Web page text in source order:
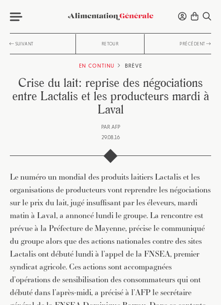
SUIVANT RETOUR PRÉCÉDENT
EN CONTINU BRÈVE
Crise du lait: reprise des négociations
entre Lactalis et les producteurs mardi à
Laval
PAR AFP
29.08.16
Le numéro un mondial des produits laitiers Lactalis et les
organisations de producteurs vont reprendre les négociations
sur le prix du lait, jugé insuffisant par les éleveurs, mardi
matin à Laval, a annoncé lundi le groupe. La rencontre est
prévue à la Préfecture de Mayenne, précise le communiqué
du groupe alors que des actions nationales contre des sites
Lactalis ont débuté lundi à l’appel de la FNSEA, premier
syndicat agricole. Ces actions sont accompagnées
d’opérations de sensibilisation des consommateurs qui ont
débuté dans l’après-midi, a précisé à l’AFP le secrétaire